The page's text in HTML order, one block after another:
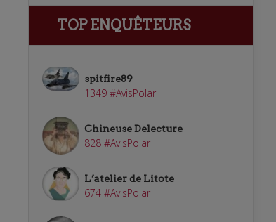
TOP ENQUÊTEURS
spitfire89
1349 #AvisPolar
Chineuse Delecture
828 #AvisPolar
L’atelier de Litote
674 #AvisPolar